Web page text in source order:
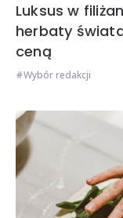
Luksus w
herbaty
ceną
Wybór redakcji